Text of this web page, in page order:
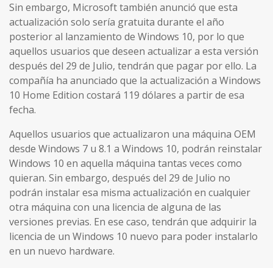
Sin embargo, Microsoft también anunció que esta
actualización solo sería gratuita durante el año
posterior al lanzamiento de Windows 10, por lo que
aquellos usuarios que deseen actualizar a esta versión
después del 29 de Julio, tendrán que pagar por ello. La
compañía ha anunciado que la actualización a Windows
10 Home Edition costará 119 dólares a partir de esa
fecha.
Aquellos usuarios que actualizaron una máquina OEM
desde Windows 7 u 8.1 a Windows 10, podrán reinstalar
Windows 10 en aquella máquina tantas veces como
quieran. Sin embargo, después del 29 de Julio no
podrán instalar esa misma actualización en cualquier
otra máquina con una licencia de alguna de las
versiones previas. En ese caso, tendrán que adquirir la
licencia de un Windows 10 nuevo para poder instalarlo
en un nuevo hardware.